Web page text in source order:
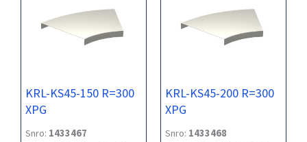
KRL-KS45-150 R=300
XPG
Snro: 1433467
KRL-KS45-200 R=300
XPG
Snro: 1433468